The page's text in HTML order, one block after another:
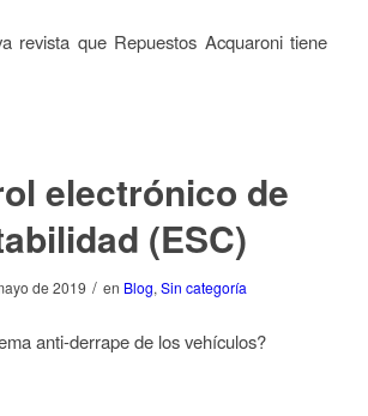
revista que Repuestos Acquaroni tiene
electrónico de
(ESC)
de 2019 / en Blog, Sin categoría
anti-derrape de los vehículos?